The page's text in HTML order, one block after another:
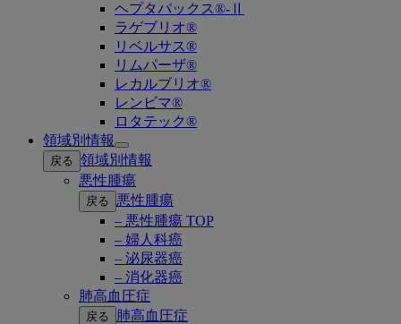
ヘプタバックス®-Ⅱ
ラゲブリオ®
リベルサス®
リムパーザ®
レカルブリオ®
レンビマ®
ロタテック®
領域別情報
Open
submenu
戻る 領域別情報
悪性腫瘍
戻る
悪性腫瘍
– 悪性腫瘍 TOP
– 婦人科癌
– 泌尿器癌
– 消化器癌
肺高血圧症
戻る
肺高血圧症